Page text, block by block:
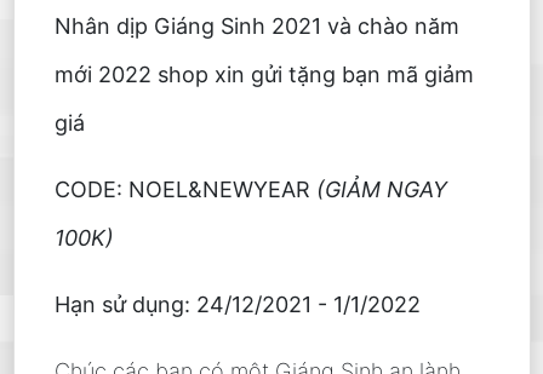
Nhân dịp Giáng Sinh 2021 và chào năm
mới 2022 shop xin gửi tặng bạn mã giảm
giá
CODE: NOEL&NEWYEAR (GIẢM NGAY
100K)
Hạn sử dụng: 24/12/2021 - 1/1/2022